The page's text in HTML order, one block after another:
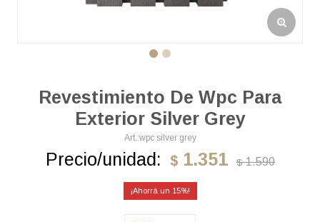
Revestimiento De Wpc Para
Exterior Silver Grey
wpc silver grey
Precio/unidad: $ 1.351 $ 1.590
15